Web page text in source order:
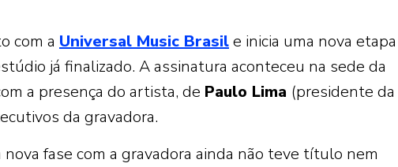
com a Universal Music Brasile inicia uma nova etapa
já finalizado. A assinatura aconteceu na sede da
a presença do artista, de Paulo Lima (presidente da
da gravadora.
fase com a gravadora ainda não teve título nem